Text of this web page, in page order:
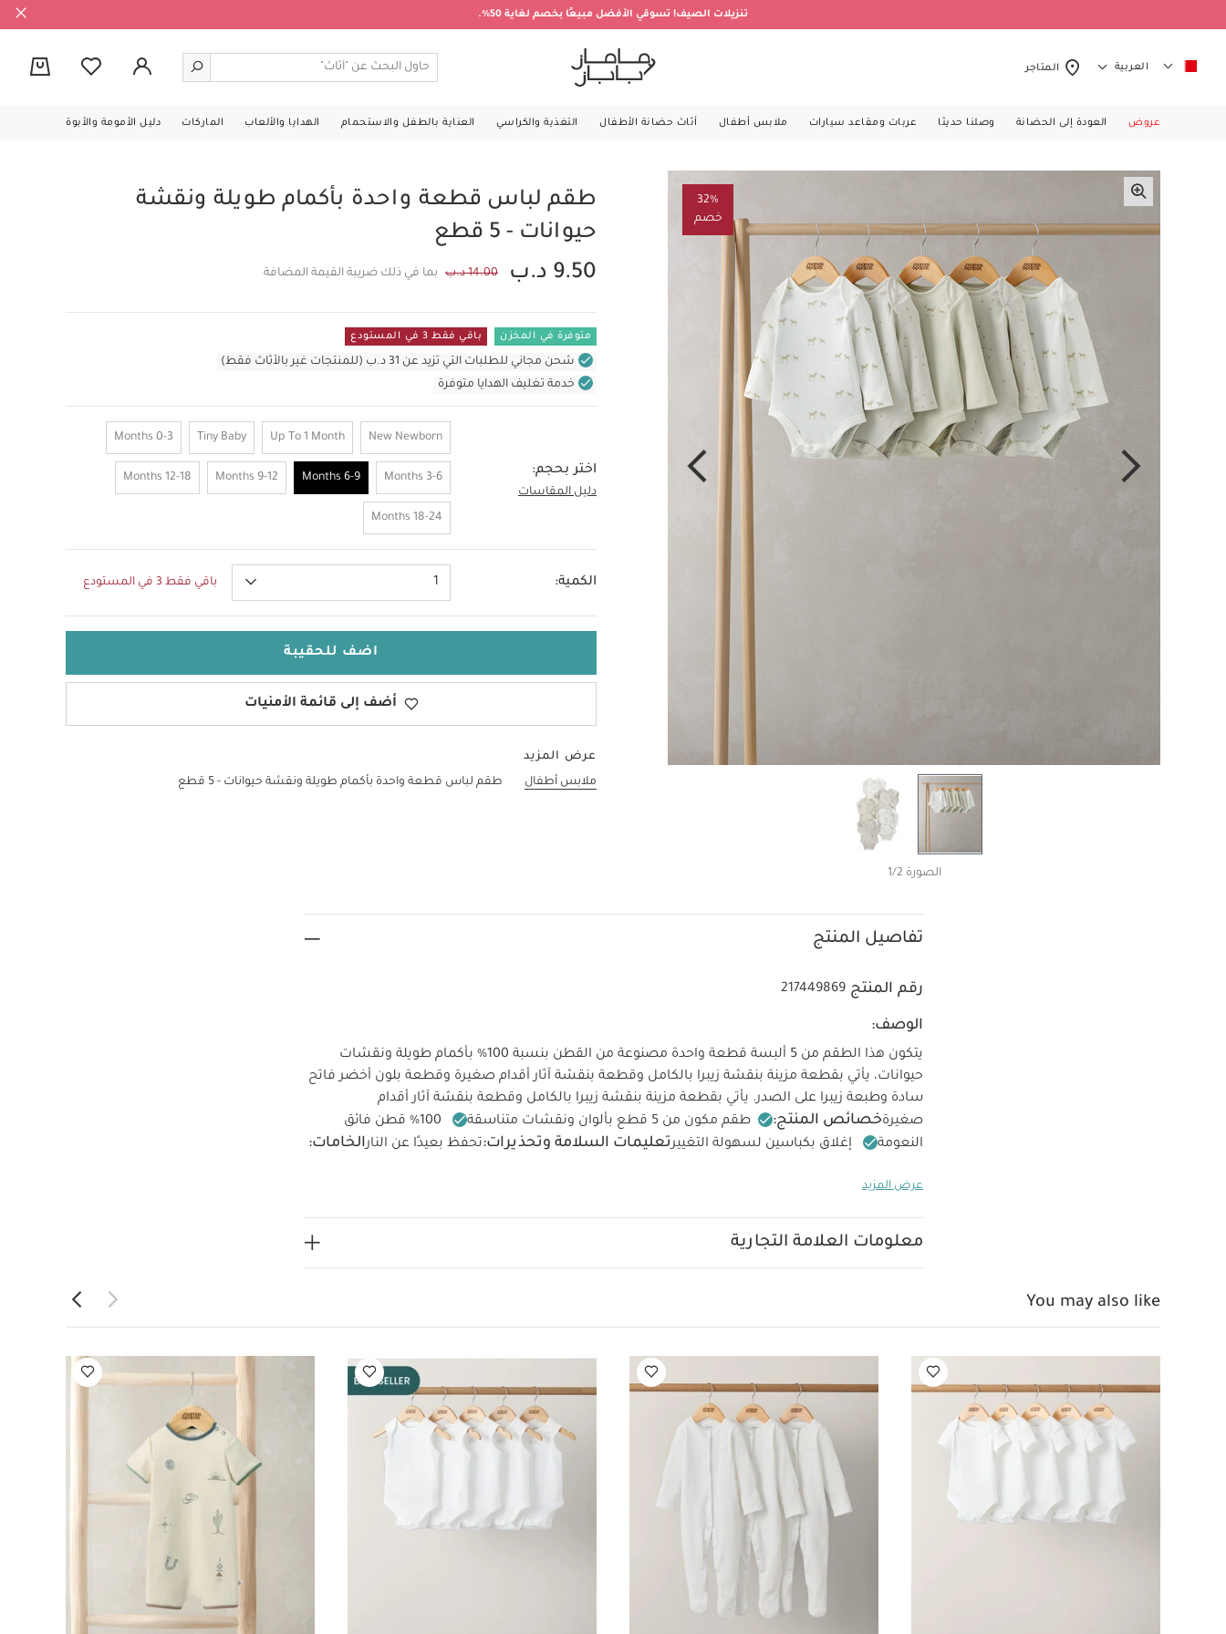
تنزيلات الصيف! تسوقي الأفضل مبيعًا بخصم لغاية 50%.
العربية المتاجر
عروض العودة إلى الحضانة وصلنا حديثا عربات ومقاعد سيارات ملابس أطفال أثاث حضانة الأطفال التغذية والكراسي العناية بالطفل والاستحمام الهدايا والألعاب الماركات دليل الأمومة والأبوة
32%
خصم
الصورة 1/2
طقم لباس قطعة واحدة بأكمام طويلة ونقشة
حيوانات - 5 قطع
9.50 د.ب
14.00 د.ب بما في ذلك ضريبة القيمة المضافة
متوفرة في المخزن باقي فقط 3 في المستودع
شحن مجاني للطلبات التي تزيد عن 31 د.ب (للمنتجات غير بالأثاث فقط)
خدمة تغليف الهدايا متوفرة
اختر بحجم:
دليل المقاسات
New Newborn
Up To 1 Month
Tiny Baby
0-3 Months
3-6 Months
6-9 Months
9-12 Months
12-18 Months
18-24 Months
6-9 Months
الكمية: 1 باقي فقط 3 في المستودع
اضف للحقيبة
أضف إلى قائمة الأمنيات
عرض المزيد
ملابس أطفال
طقم لباس قطعة واحدة بأكمام طويلة ونقشة حيوانات - 5 قطع
تفاصيل المنتج
رقم المنتج 217449869
الوصف:
يتكون هذا الطقم من 5 ألبسة قطعة واحدة مصنوعة من القطن بنسبة 100‏%‏ بأكمام طويلة ونقشات
حيوانات، يأتي بقطعة مزينة بنقشة زيبرا بالكامل وقطعة بنقشة آثار أقدام صغيرة وقطعة بلون أخضر فاتح
سادة وطبعة زيبرا على الصدر. يأتي بقطعة مزينة بنقشة زيبرا بالكامل وقطعة بنقشة آثار أقدام
صغيرةخصائص المنتج: طقم مكون من 5 قطع بألوان ونقشات متناسقة
100‏%‏ قطن فائق
النعومة
إغلاق بكباسين لسهولة التغييرتعليمات السلامة وتحذيرات:تحفظ بعيدًا عن النارالخامات:
استخدام المبيضات
قطعة واحدة بأكمام قصيرة قماش عضوي بلون أبيض - 5 قطع
عرض المزيد
معلومات العلامة التجارية
You may also like